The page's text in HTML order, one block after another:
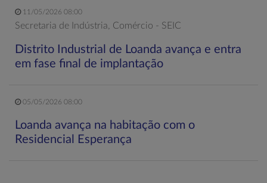
11/05/2026 08:00
Secretaria de Indústria, Comércio - SEIC
Distrito Industrial de Loanda avança e entra
em fase final de implantação
05/05/2026 08:00
Loanda avança na habitação com o
Residencial Esperança